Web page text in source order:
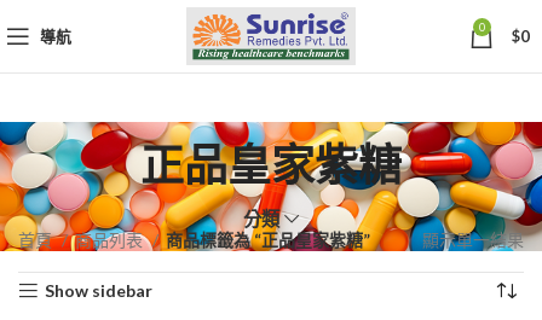
導航 0 $0
正品皇家紫糖
分類
首頁 商品列表 商品標籤為 “正品皇家紫糖” 顯示單一結果
Show sidebar